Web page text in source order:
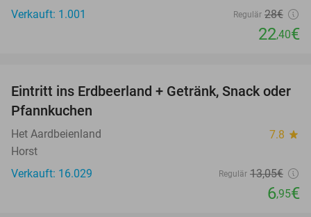
Verkauft: 1.001
Regulär 28€
22,40€
47%
Eintritt ins Erdbeerland + Getränk, Snack oder
Pfannkuchen
Het Aardbeienland 7.8 star
Horst
Verkauft: 16.029
Regulär 13,05€
6,95€